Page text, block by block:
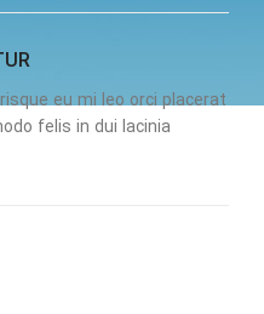
eu mi leo orci placerat
felis in dui lacinia